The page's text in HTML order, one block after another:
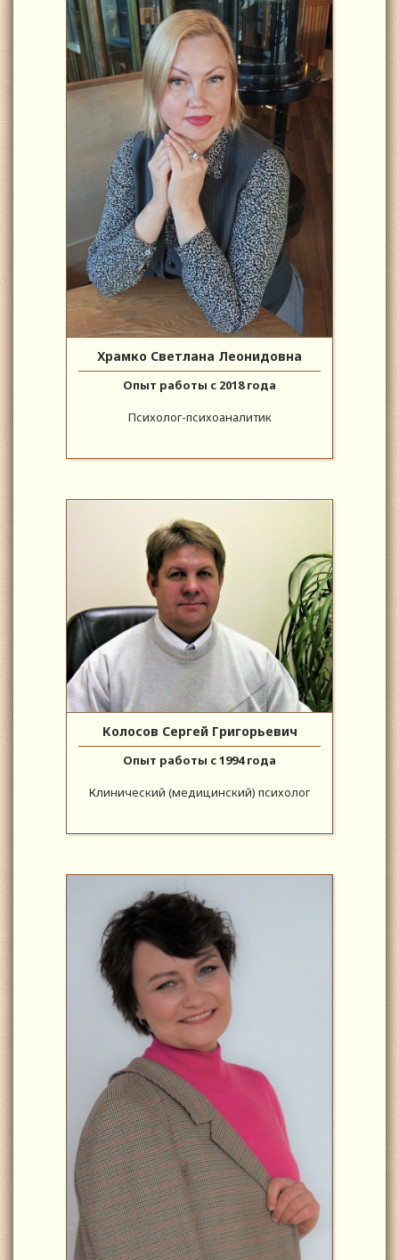
Храмко Светлана Леонидовна
Опыт работы с 2018 года
Психолог-психоаналитик
Колосов Сергей Григорьевич
Опыт работы с 1994 года
Клинический (медицинский) психолог